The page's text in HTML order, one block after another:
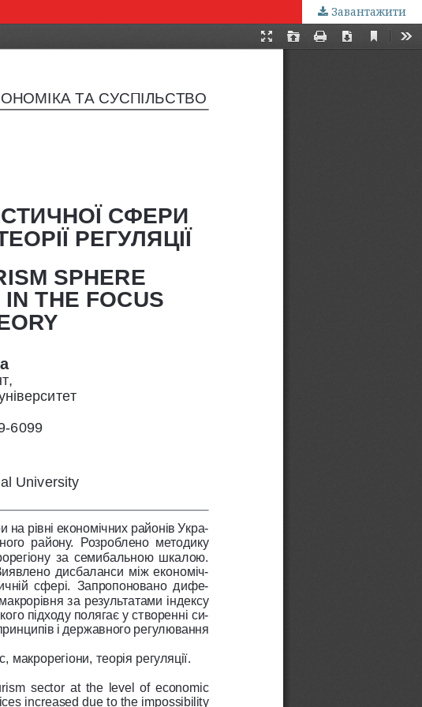
Завантажити